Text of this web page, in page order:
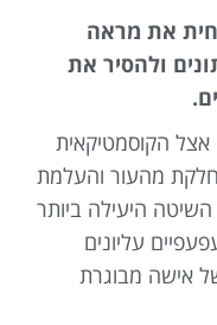
את מראה
ולהסיר את
אצל הקוסמטיקאית
מהעור והעלמת
היעילה ביותר
עליונים
אישה מבוגרת